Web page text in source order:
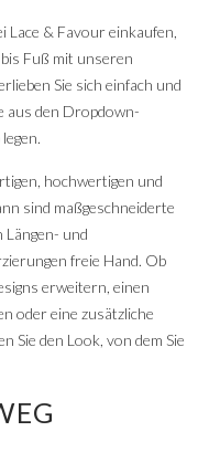
Lace & Favour einkaufen,
Fuß mit unseren
Sie sich einfach und
aus den Dropdown-
hochwertigen und
sind maßgeschneiderte
Längen- und
freie Hand. Ob
erweitern, einen
oder eine zusätzliche
Sie den Look, von dem Sie